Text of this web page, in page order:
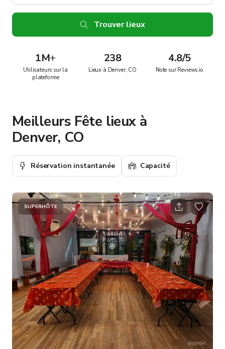
Trouver lieux
1M+
Utilisateurs sur la
plateforme
238
Lieux à Denver, CO
4.8/5
Note sur Reviews.io
Meilleurs Fête lieux à
Denver, CO
Réservation instantanée Capacité
SUPERHÔTE